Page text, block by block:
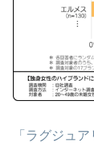
「ラグジュ